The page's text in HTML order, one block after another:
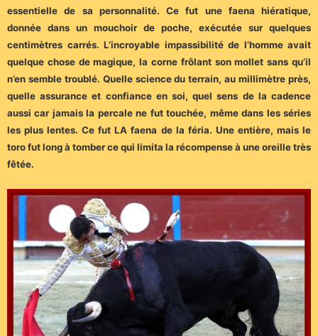
essentielle de sa personnalité. Ce fut une faena hiératique,
donnée dans un mouchoir de poche, exécutée sur quelques
centimètres carrés. L’incroyable impassibilité de l’homme avait
quelque chose de magique, la corne frôlant son mollet sans qu’il
n’en semble troublé. Quelle science du terrain, au millimètre près,
quelle assurance et confiance en soi, quel sens de la cadence
aussi car jamais la percale ne fut touchée, même dans les séries
les plus lentes. Ce fut LA faena de la féria. Une entière, mais le
toro fut long à tomber ce qui limita la récompense à une oreille très
fêtée.